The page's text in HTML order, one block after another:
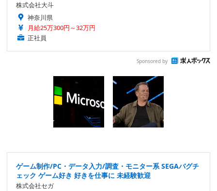
株式会社大斗
神奈川県
月給25万300円～32万円
正社員
Sponsored by
ゲーム制作/PC・データ入力/調査・モニター系 SEGAバグチ
ェック ゲーム好き 好きを仕事に 未経験歓迎
株式会社セガ